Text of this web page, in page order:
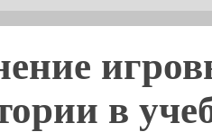
в